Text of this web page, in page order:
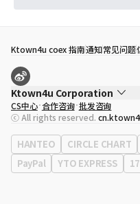
Ktown4u coex 指南通知常见问题
Ktown4u Corporation
代表
宋効珉
营业执照 120-87-71116
公司地址 首尔特别市 江南区 岭东
CS中心 合作咨询 批发咨询
ⓒ All rights reserved.
HANTEO CIRCLE CHART
PayPal
YTO EXPRESS